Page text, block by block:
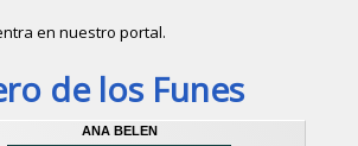
en nuestro portal.
de los Funes
ANA BELEN